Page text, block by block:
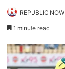
REPUBLIC NOW
1 minute read